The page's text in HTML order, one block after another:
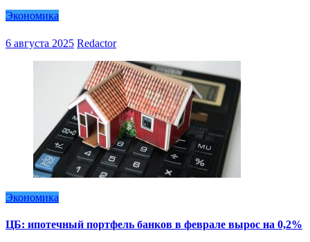
Экономика
6 августа 2025 Redactor
Экономика
ЦБ: ипотечный портфель банков в феврале вырос на 0,2%